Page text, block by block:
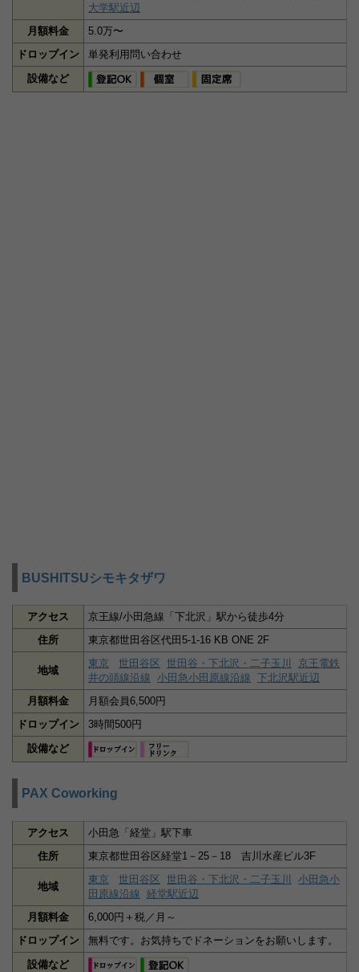
大学駅近辺
月額料金
5.0万〜
ドロップイン
単発利用問い合わせ
設備など
BUSHITSUシモキタザワ
アクセス
京王線/小田急線「下北沢」駅から徒歩4分
住所
東京都世田谷区代田5-1-16 KB ONE 2F
地域
東京 世田谷区 世田谷・下北沢・二子玉川
京王電鉄
井の頭線沿線 小田急小田原線沿線 下北沢駅近辺
月額料金
月額会員6,500円
ドロップイン
3時間500円
設備など
PAX Coworking
アクセス
小田急「経堂」駅下車
住所
東京都世田谷区経堂1－25－18 吉川水産ビル3F
地域
東京 世田谷区 世田谷・下北沢・二子玉川
小田急小
田原線沿線 経堂駅近辺
月額料金
6,000円＋税／月～
ドロップイン
無料です。お気持ちでドネーションをお願いします。
設備など